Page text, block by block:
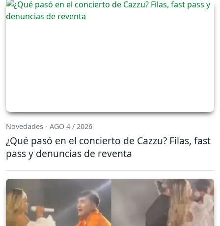
Novedades - AGO 4 / 2026
¿Qué pasó en el concierto de Cazzu? Filas, fast
pass y denuncias de reventa